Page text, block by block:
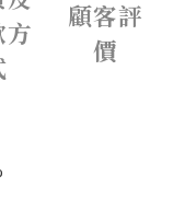
方
顧客評
價